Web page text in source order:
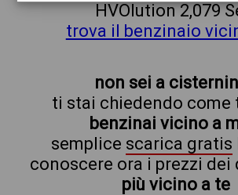
HVOlution 2,079
trova il benzinaio
non sei a
ti stai chiedendo come
benzinai vicino a
semplice scarica gratis
conoscere ora i prezzi
più vicino a te